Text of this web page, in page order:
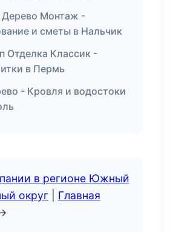
Монтаж -
и сметы в Нальчик
Отделка Классик -
в Пермь
- Кровля и водостоки
в регионе Южный
округ
Главная